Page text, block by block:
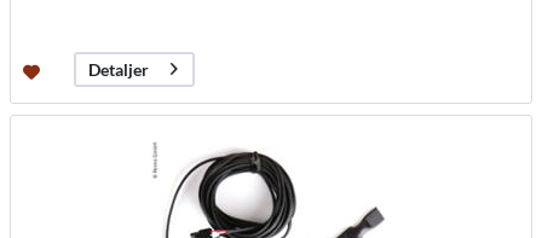
Detaljer